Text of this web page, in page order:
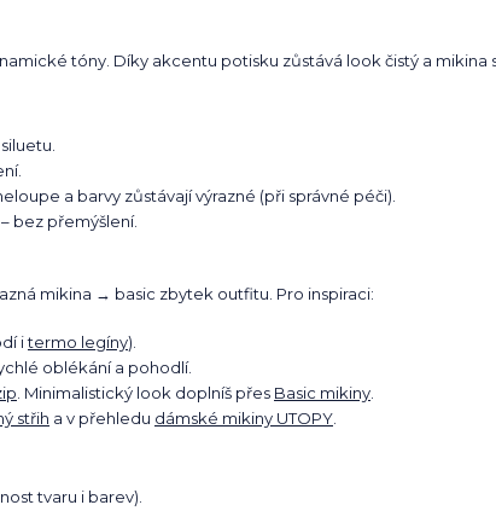
tóny. Díky akcentu potisku zůstává look čistý a mikina
a barvy zůstávají výrazné (při správné péči).
bez přemýšlení.
mikina → basic zbytek outfitu. Pro inspiraci:
itermo legíny).
oblékání a pohodlí.
. Minimalistický look doplníš přes Basic mikiny
střih a v přehledu dámské mikiny UTOPY
tvaru i barev).